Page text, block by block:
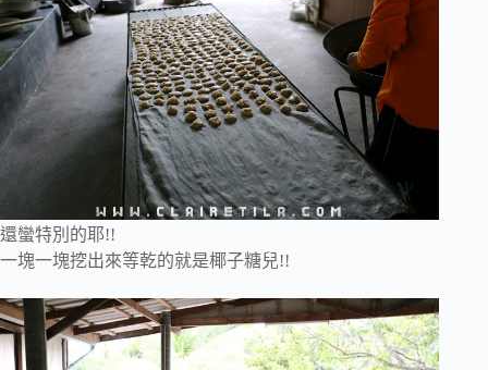
還蠻特別的耶!!
一塊一塊挖出來等乾的就是椰子糖兒!!